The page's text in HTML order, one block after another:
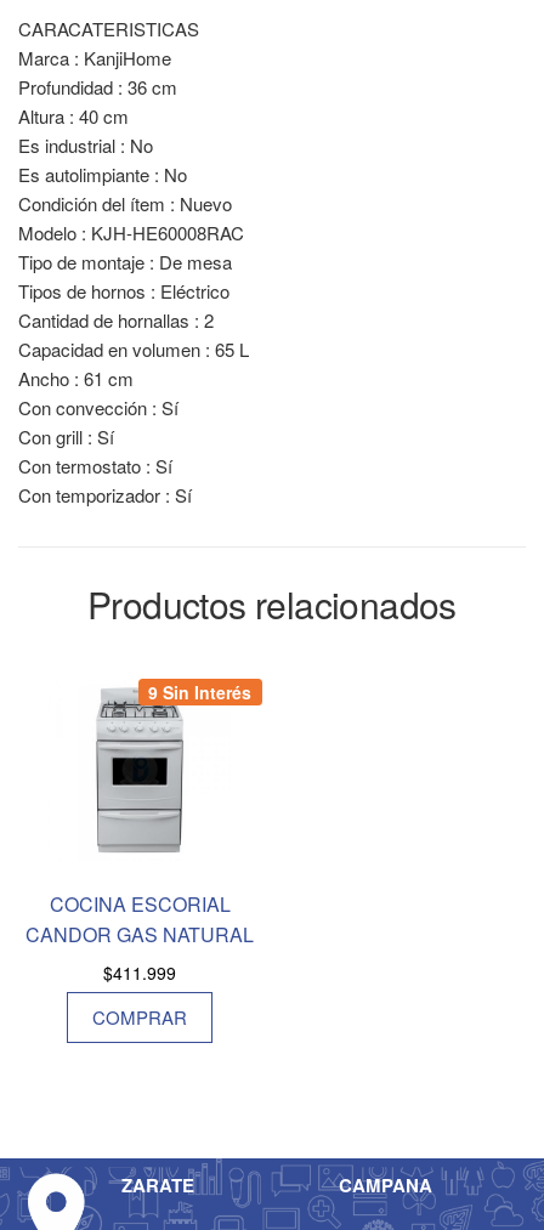
CARACATERISTICAS
Marca : KanjiHome
Profundidad : 36 cm
Altura : 40 cm
Es industrial : No
Es autolimpiante : No
Condición del ítem : Nuevo
Modelo : KJH-HE60008RAC
Tipo de montaje : De mesa
Tipos de hornos : Eléctrico
Cantidad de hornallas : 2
Capacidad en volumen : 65 L
Ancho : 61 cm
Con convección : Sí
Con grill : Sí
Con termostato : Sí
Con temporizador : Sí
Productos relacionados
9 Sin Interés
COCINA ESCORIAL
CANDOR GAS NATURAL
$411.999
COMPRAR
ZARATE CAMPANA